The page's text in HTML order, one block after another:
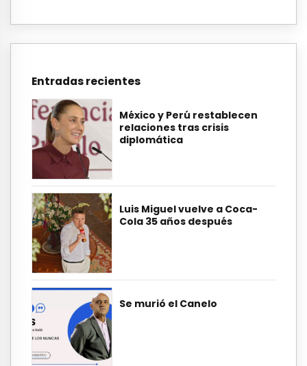
Entradas recientes
México y Perú restablecen
relaciones tras crisis
diplomática
Luis Miguel vuelve a Coca-
Cola 35 años después
Se murió el Canelo